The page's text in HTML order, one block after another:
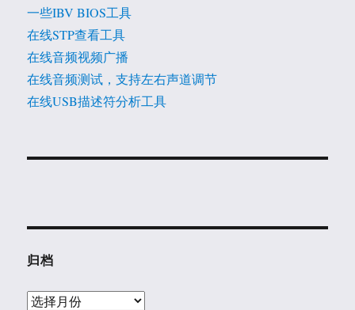
一些IBV BIOS工具
在线STP查看工具
在线音频视频广播
在线音频测试，支持左右声道调节
在线USB描述符分析工具
归档
归